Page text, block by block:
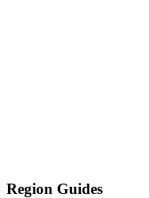
Region Guides